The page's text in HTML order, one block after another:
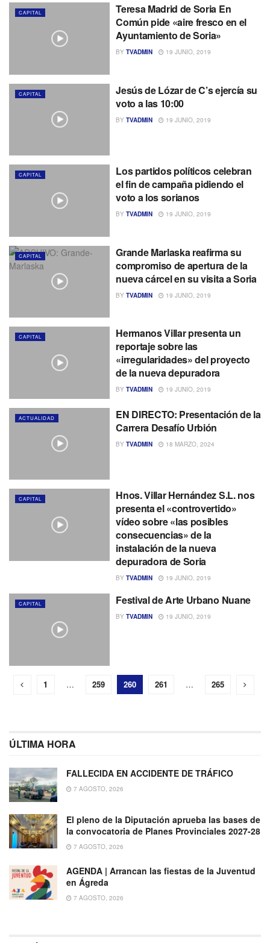
CAPITAL
Teresa Madrid de Soria En
Común pide «aire fresco en el
Ayuntamiento de Soria»
BY TVADMIN 19 JUNIO, 2019
CAPITAL
Jesús de Lózar de C’s ejercía su
voto a las 10:00
BY TVADMIN 19 JUNIO, 2019
CAPITAL
Los partidos políticos celebran
el fin de campaña pidiendo el
voto a los sorianos
BY TVADMIN 19 JUNIO, 2019
CAPITAL
Grande Marlaska reafirma su
compromiso de apertura de la
nueva cárcel en su visita a Soria
BY TVADMIN 19 JUNIO, 2019
CAPITAL
Hermanos Villar presenta un
reportaje sobre las
«irregularidades» del proyecto
de la nueva depuradora
BY TVADMIN 19 JUNIO, 2019
ACTUALIDAD
EN DIRECTO: Presentación de la
Carrera Desafío Urbión
BY TVADMIN 18 MARZO, 2024
CAPITAL
Hnos. Villar Hernández S.L. nos
presenta el «controvertido»
vídeo sobre «las posibles
consecuencias» de la
instalación de la nueva
depuradora de Soria
BY TVADMIN 19 JUNIO, 2019
CAPITAL Festival de Arte Urbano Nuane
BY TVADMIN 19 JUNIO, 2019
1 … 259 260 261 … 265
ÚLTIMA HORA
FALLECIDA EN ACCIDENTE DE TRÁFICO
7 AGOSTO, 2026
El pleno de la Diputación aprueba las bases de
la convocatoria de Planes Provinciales 2027-28
7 AGOSTO, 2026
AGENDA | Arrancan las fiestas de la Juventud
en Ágreda
7 AGOSTO, 2026